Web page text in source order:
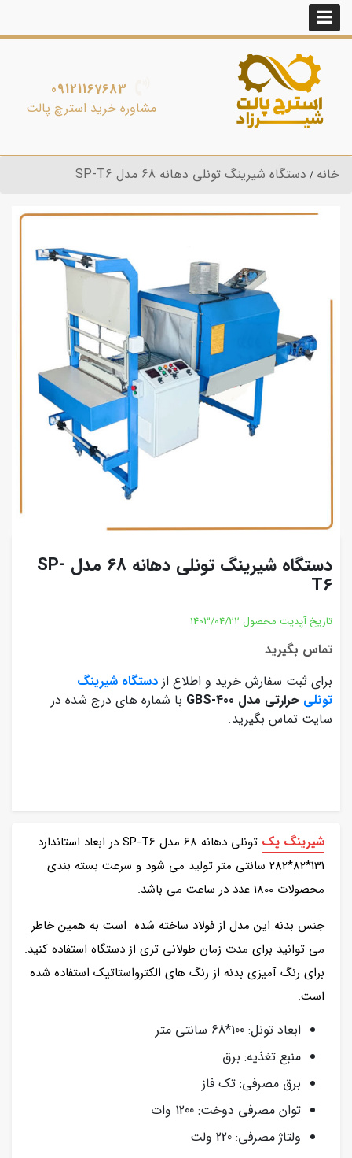
09121167683
مشاوره خرید استرچ پالت
خانه دستگاه شیرینگ تونلی دهانه 68 مدل SP-T6
دستگاه شیرینگ تونلی دهانه 68 مدل SP-
T6
تاریخ آپدیت محصول 1403/04/22
تماس بگیرید
برای ثبت سفارش خرید و اطلاع از دستگاه شیرینگ
تونلی حرارتی مدل GBS-400
با شماره های درج شده در
سایت تماس بگیرید.
شیرینگ پک
تونلی دهانه 68 مدل SP-T6 در ابعاد استاندارد
131*82*282 سانتی متر تولید می شود و سرعت بسته بندی
محصولات 1800 عدد در ساعت می باشد.
جنس بدنه این مدل از فولاد ساخته شده است به همین خاطر
می توانید برای مدت زمان طولانی تری از دستگاه استفاده کنید.
برای رنگ آمیزی بدنه از رنگ های الکترواستاتیک استفاده شده
است.
ابعاد تونل: 100*68 سانتی متر
منبع تغذیه: برق
برق مصرفی: تک فاز
توان مصرفی دوخت: 1200 وات
ولتاژ مصرفی: 220 ولت